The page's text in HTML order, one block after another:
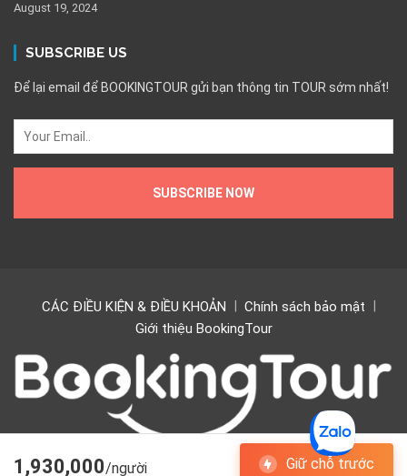
1,930,000/người Giữ chỗ trước
August 19, 2024
SUBSCRIBE US
Để lại email để BOOKINGTOUR gửi bạn thông tin TOUR sớm nhất!
CÁC ĐIỀU KIỆN & ĐIỀU KHOẢN
Chính sách bảo mật
Giới thiệu BookingTour
Copyright © 2024 BookingTour. All rights Bookingtour.vn